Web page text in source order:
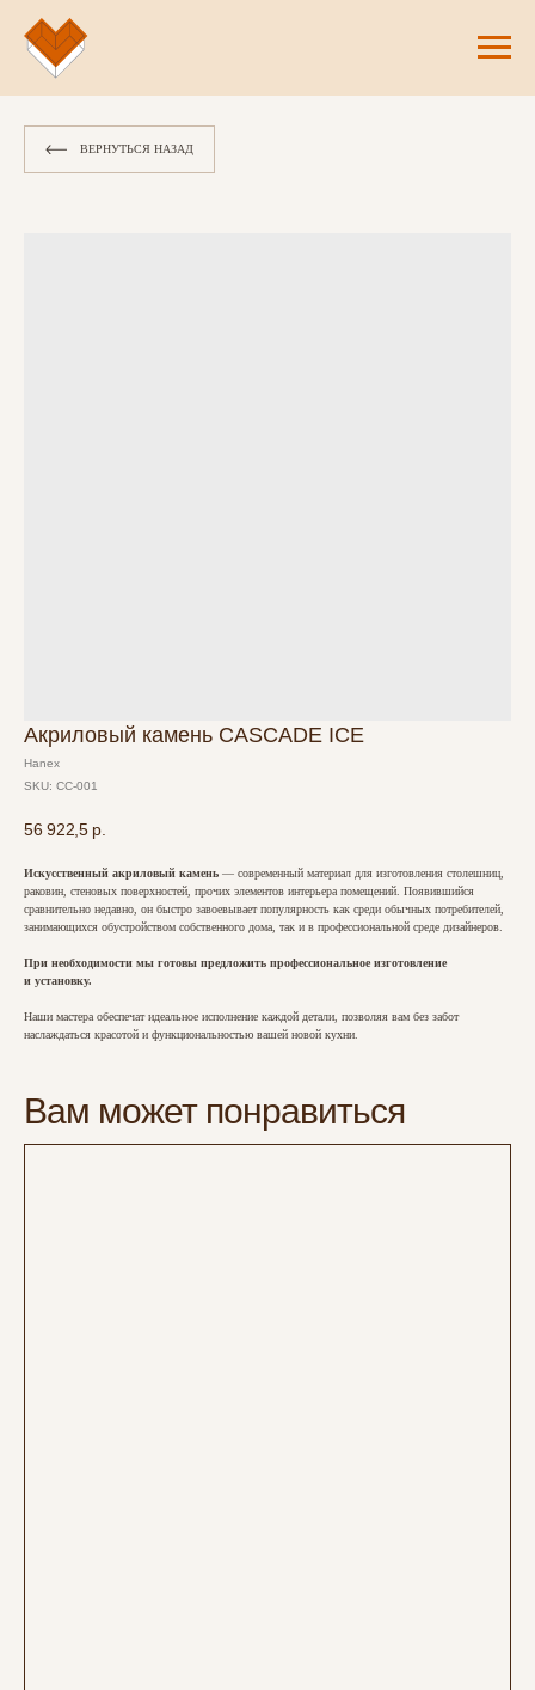
ВЕРНУТЬСЯ НАЗАД
Акриловый камень CASCADE ICE
Hanex
SKU: CC-001
56 922,5 р.
Искусственный акриловый камень — современный материал для изготовления столешниц,
раковин, стеновых поверхностей, прочих элементов интерьера помещений. Появившийся
сравнительно недавно, он быстро завоевывает популярность как среди обычных потребителей,
занимающихся обустройством собственного дома, так и в профессиональной среде дизайнеров.
При необходимости мы готовы предложить профессиональное изготовление
и установку.
Наши мастера обеспечат идеальное исполнение каждой детали, позволяя вам без забот
наслаждаться красотой и функциональностью вашей новой кухни.
Вам может понравиться